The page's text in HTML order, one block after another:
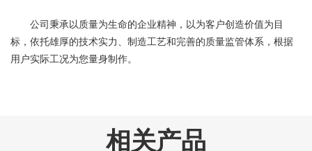
公司秉承以质量为生命的企业精神，以为客户创造价值为目
标，依托雄厚的技术实力、制造工艺和完善的质量监管体系，根据
用户实际工况为您量身制作。
相关产品